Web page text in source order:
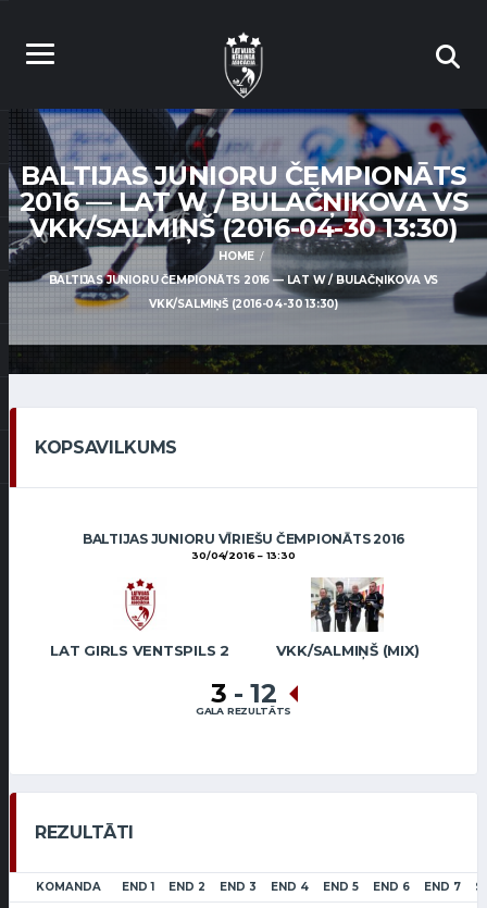
BALTIJAS JUNIORU ČEMPIONĀTS
2016 — LAT W / BULAČŅIKOVA VS
VKK/SALMIŅŠ (2016-04-30 13:30)
HOME
BALTIJAS JUNIORU ČEMPIONĀTS 2016 — LAT W / BULAČŅIKOVA VS
VKK/SALMIŅŠ (2016-04-30 13:30)
KOPSAVILKUMS
BALTIJAS JUNIORU VĪRIEŠU ČEMPIONĀTS 2016
30/04/2016 13:30
LAT GIRLS VENTSPILS 2 VKK/SALMIŅŠ (MIX)
3 - 12
GALA REZULTĀTS
REZULTĀTI
KOMANDA END 1 END 2 END 3 END 4 END 5 END 6 END 7